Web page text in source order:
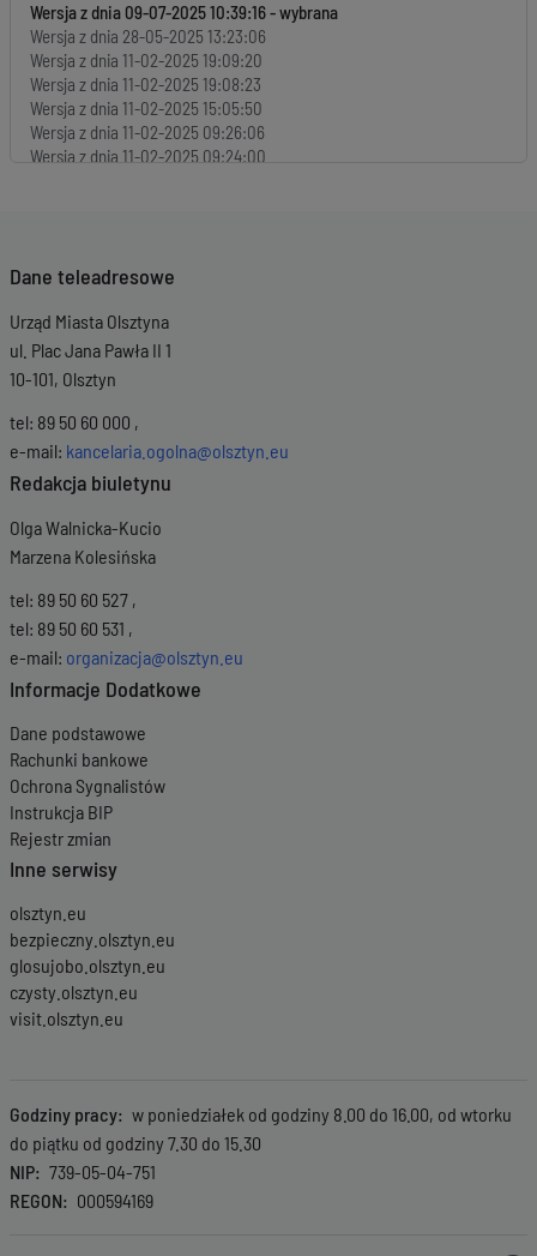
Wersja z dnia 09-07-2025 10:39:16
Wersja z dnia 28-05-2025 13:23:06
Wersja z dnia 11-02-2025 19:09:20
Wersja z dnia 11-02-2025 19:08:23
Wersja z dnia 11-02-2025 15:05:50
Wersja z dnia 11-02-2025 09:26:06
Wersja z dnia 11-02-2025 09:24:00
Dane teleadresowe
Urząd Miasta Olsztyna
ul. Plac Jana Pawła II 1
10-101, Olsztyn
tel: 89 50 60 000 ,
e-mail: kancelaria.ogolna@olsztyn.eu
Redakcja biuletynu
Olga Walnicka-Kucio
Marzena Kolesińska
tel: 89 50 60 527 ,
tel: 89 50 60 531 ,
e-mail: organizacja@olsztyn.eu
Informacje Dodatkowe
Dane podstawowe
Rachunki bankowe
Ochrona Sygnalistów
Instrukcja BIP
Rejestr zmian
Inne serwisy
olsztyn.eu
bezpieczny.olsztyn.eu
glosujobo.olsztyn.eu
czysty.olsztyn.eu
visit.olsztyn.eu
Godziny pracy
w poniedziałek od godziny 8.00 do 16.00, od wtorku
do piątku od godziny 7.30 do 15.30
NIP
739-05-04-751
REGON
000594169